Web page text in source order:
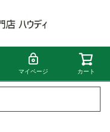
マイページ カート